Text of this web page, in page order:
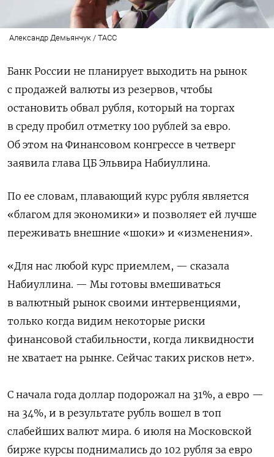
Александр Демьянчук / ТАСС
Банк России не планирует выходить на рынок
с продажей валюты из резервов, чтобы
остановить обвал рубля, который на торгах
в среду пробил отметку 100 рублей за евро.
Об этом на Финансовом конгрессе в четверг
заявила глава ЦБ Эльвира Набиуллина.
По ее словам, плавающий курс рубля является
«благом для экономики» и позволяет ей лучше
переживать внешние «шоки» и «изменения».
«Для нас любой курс приемлем, — сказала
Набиуллина. — Мы готовы вмешиваться
в валютный рынок своими интервенциями,
только когда видим некоторые риски
финансовой стабильности, когда ликвидности
не хватает на рынке. Сейчас таких рисков нет».
С начала года доллар подорожал на 31%, а евро —
на 34%, и в результате рубль вошел в топ
слабейших валют мира. 6 июля на Московской
бирже курсы поднимались до 102 рубля за евро